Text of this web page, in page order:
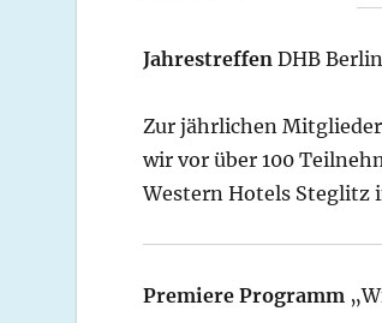
JahrestreffenDHB
Zur jährlichen
wir vor über 100
Western Hotels Steglitz
Premiere Programm